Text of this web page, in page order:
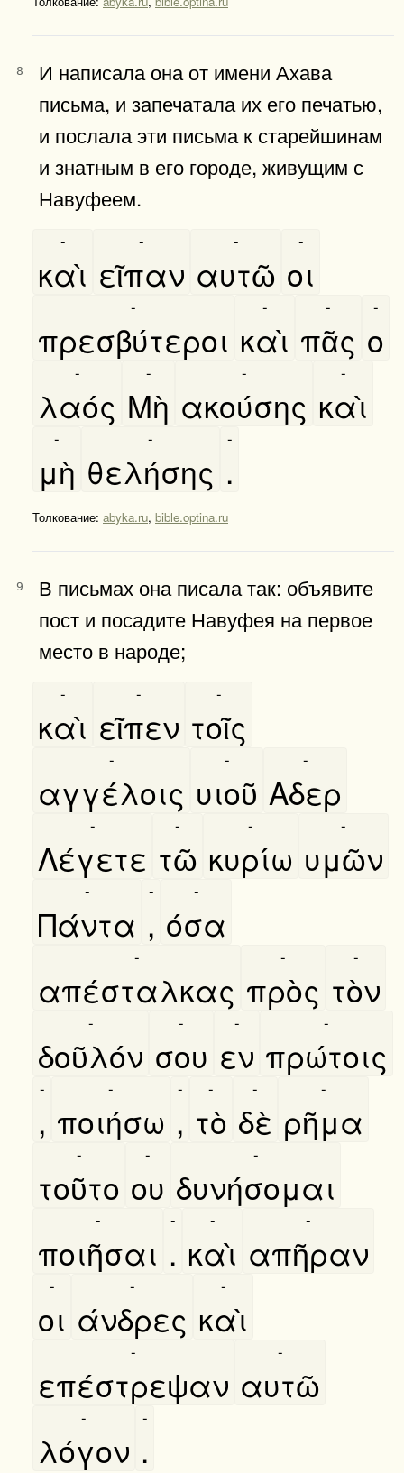
8
И написала она от имени Ахава
письма, и запечатала их его печатью,
и послала эти письма к старейшинам
и знатным в его городе, живущим с
Навуфеем.
καὶ
-
εῖπαν
-
αυτῶ
-
οι
-
πρεσβύτεροι
-
καὶ
-
πᾶς
-
ο
-
λαός
-
Μὴ
-
ακούσης
-
καὶ
-
μὴ
-
θελήσης
-
.
-
Толкование: abyka.ru, bible.optina.ru
9
В письмах она писала так: объявите
пост и посадите Навуфея на первое
место в народе;
καὶ
-
εῖπεν
-
τοῖς
-
αγγέλοις
-
υιοῦ
-
Αδερ
-
Λέγετε
-
τῶ
-
κυρίω
-
υμῶν
-
Πάντα
-
,
-
όσα
-
απέσταλκας
-
πρὸς
-
τὸν
-
δοῦλόν
-
σου
-
εν
-
πρώτοις
-
,
-
ποιήσω
-
,
-
τὸ
-
δὲ
-
ρῆμα
-
τοῦτο
-
ου
-
δυνήσομαι
-
ποιῆσαι
-
.
-
καὶ
-
απῆραν
-
οι
-
άνδρες
-
καὶ
-
επέστρεψαν
-
αυτῶ
-
λόγον
-
.
-